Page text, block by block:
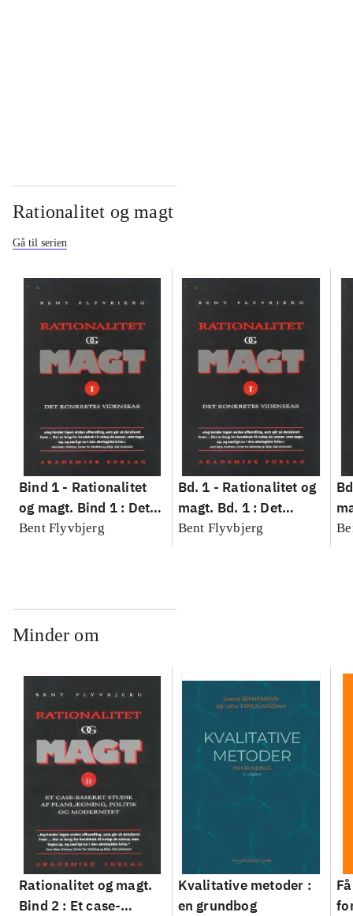
Rationalitet og magt
Gå til serien
Bind 1 - Rationalitet
og magt. Bind 1 : Det
konkretes videnskab
Bent Flyvbjerg
Bd. 1 - Rationalitet og
magt. Bd. 1 : Det
konkretes videnskab
Bent Flyvbjerg
Minder om
Rationalitet og magt.
Bind 2 : Et case-
Kvalitative metoder :
en grundbog